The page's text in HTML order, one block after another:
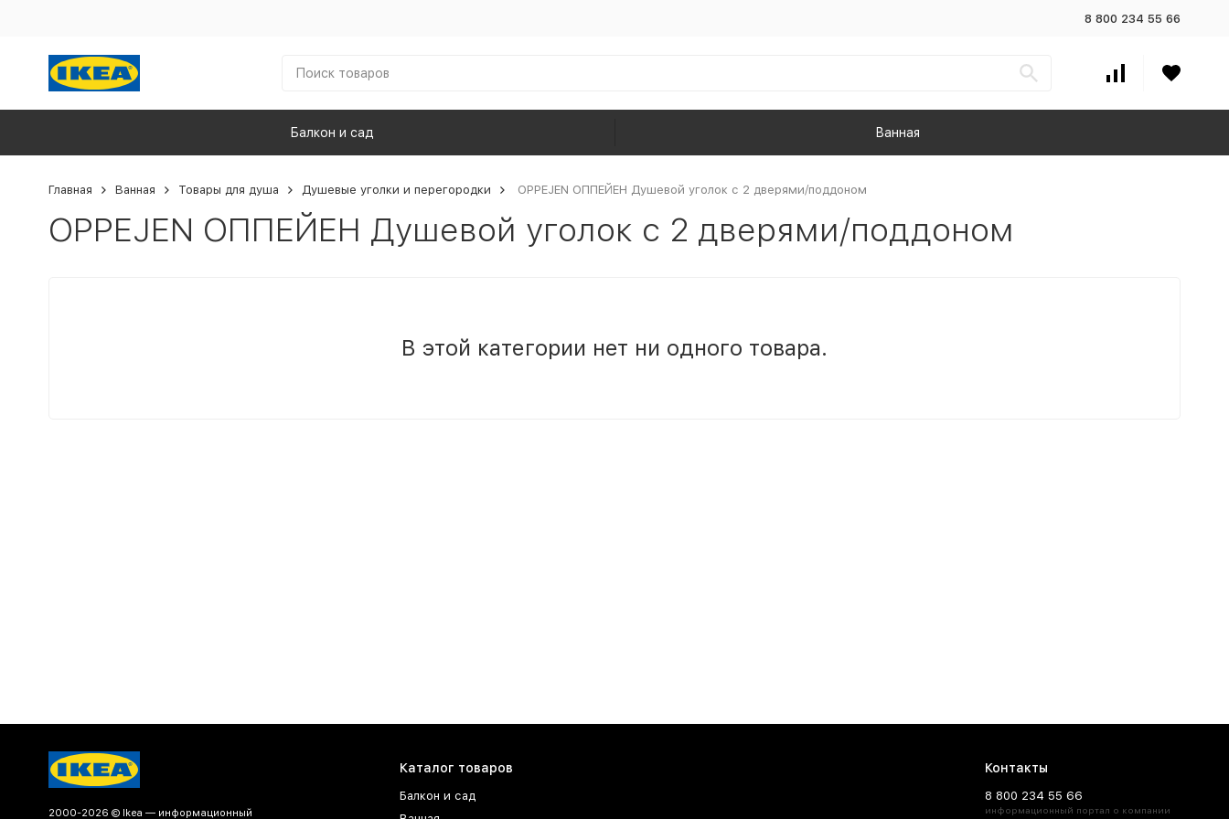
8 800 234 55 66
Балкон и сад Ванная
Главная Ванная Товары для душа Душевые уголки и перегородки OPPEJEN ОППЕЙЕН Душевой уголок с 2 дверями/поддоном
OPPEJEN ОППЕЙЕН Душевой уголок с 2 дверями/поддоном
В этой категории нет ни одного товара.
2000-2026 © Ikea — информационный
Каталог товаров
Балкон и сад
Контакты
8 800 234 55 66
информационный портал о компании